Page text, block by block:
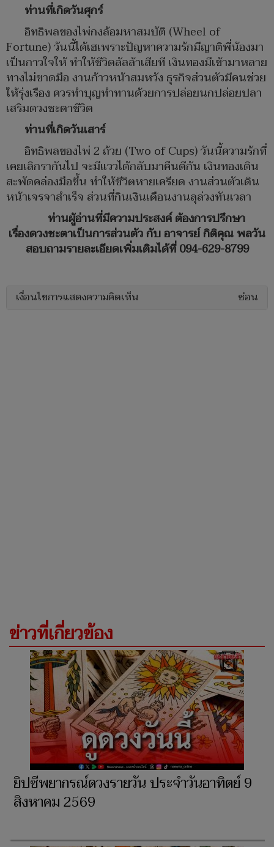
ท่านที่เกิดวันศุกร์
อิทธิพลของไพ่กงล้อมหาสมบัติ (Wheel of
Fortune) วันนี้ได้เฮเพราะปัญหาความรักมีญาติพี่น้องมา
เป็นกาวใจให้ ทำให้ชีวิตลัลล้าเสียที เงินทองมีเข้ามาหลาย
ทางไม่ขาดมือ งานก้าวหน้าสมหวัง ธุรกิจส่วนตัวมีคนช่วย
ให้รุ่งเรือง ควรทำบุญทำทานด้วยการปล่อยนกปล่อยปลา
เสริมดวงชะตาชีวิต
ท่านที่เกิดวันเสาร์
อิทธิพลของไพ่ 2 ถ้วย (Two of Cups) วันนี้ความรักที่
เคยเลิกรากันไป จะมีแววได้กลับมาคืนดีกัน เงินทองเดิน
สะพัดคล่องมือขึ้น ทำให้ชีวิตหายเครียด งานส่วนตัวเดิน
หน้าเจรจาสำเร็จ ส่วนที่กินเงินเดือนงานลุล่วงทันเวลา
ท่านผู้อ่านที่มีความประสงค์ ต้องการปรึกษา
เรื่องดวงชะตาเป็นการส่วนตัว​ กับ อาจารย์ กิติคุณ พลวัน
สอบถามรายละเอียดเพิ่มเติมได้ที่ 094-629-8799
เงื่อนไขการแสดงความคิดเห็น ซ่อน
ข่าวที่เกี่ยวข้อง
ยิปซีพยากรณ์ดวงรายวัน ประจำวันอาทิตย์ 9
สิงหาคม 2569